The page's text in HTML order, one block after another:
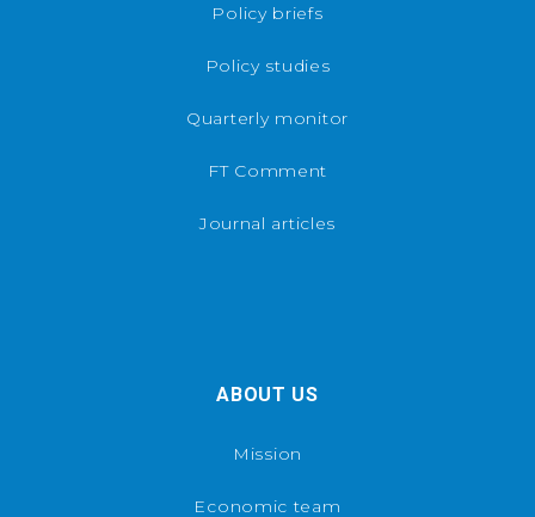
Policy briefs
Policy studies
Quarterly monitor
FT Comment
Journal articles
ABOUT US
Mission
Economic team